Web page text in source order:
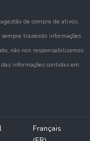
de compra de ativos.
trazendo informações
não nos responsabilizamos
informações contidas em
Français